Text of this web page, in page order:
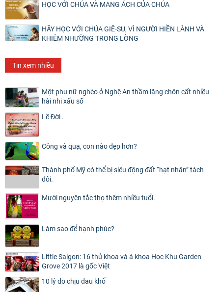
HỌC VỚI CHÚA VÀ MANG ÁCH CỦA CHÚA
HÃY HỌC VỚI CHÚA GIÊ-SU, VÌ NGƯỜI HIỀN LÀNH VÀ
KHIÊM NHƯỜNG TRONG LÒNG
Tin xem nhiều
Một phụ nữ nghèo ở Nghệ An thầm lặng chôn cất nhiều
hài nhi xấu số
Lẽ Đời .
Công và quạ, con nào đẹp hơn?
Thành phố Mỹ có thể bị siêu động đất “hạt nhân” tách
đôi.
Mười nguyên tắc thọ thêm nhiều tuổi.
Làm sao để hạnh phúc?
Little Saigon: 16 thủ khoa và á khoa Học Khu Garden
Grove 2017 là gốc Việt
10 lý do chịu đau khổ